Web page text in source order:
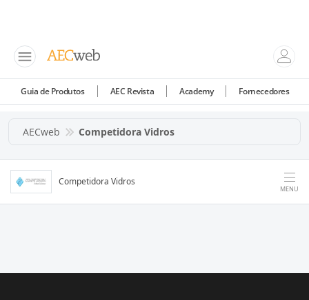
Guia de Produtos AEC Revista Academy Fornecedores
AECweb Competidora Vidros
Competidora Vidros
MENU